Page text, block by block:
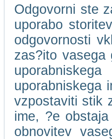
Odgovorni ste
uporabo
odgovornosti
zas?ito vasega
uporabniskega
vzpostaviti stik
ime, ?e
obnovitev